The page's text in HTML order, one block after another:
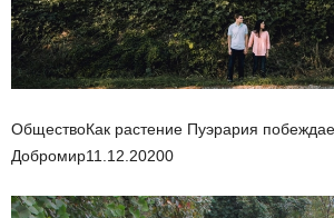
ОбществоКак растение Пуэрария
Добромир11.12.20200